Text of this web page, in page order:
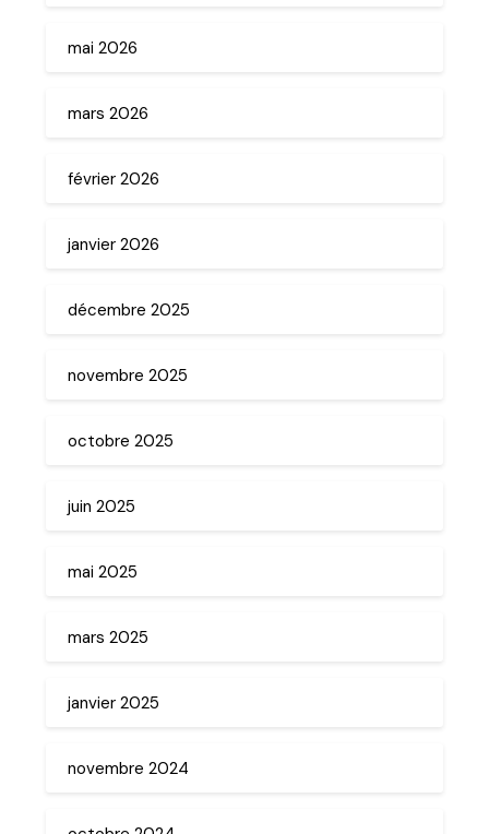
mai 2026
mars 2026
février 2026
janvier 2026
décembre 2025
novembre 2025
octobre 2025
juin 2025
mai 2025
mars 2025
janvier 2025
novembre 2024